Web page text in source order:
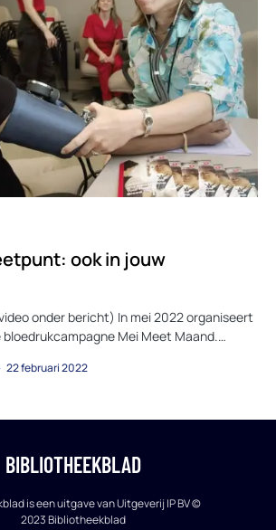
ook in jouw
onder bericht) In mei 2022 organiseert
Mei Meet Maand.…
22 februari 2022
BIBLIOTHEEKBLAD
is een uitgave van Uitgeverij IP BV ©
2023 Bibliotheekblad